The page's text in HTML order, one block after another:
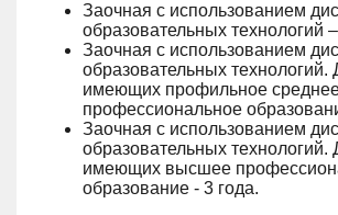
Заочная с использованием
образовательных технологий –
Заочная с использованием
образовательных технологий.
имеющих профильное
профессиональное
Заочная с использованием
образовательных технологий.
имеющих высшее
образование - 3 года.